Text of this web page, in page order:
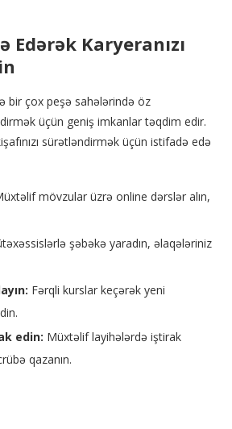
Edərək Karyeranızı
bir çox peşə sahələrində öz
üçün geniş imkanlar təqdim edir.
sürətləndirmək üçün istifadə edə
mövzular üzrə online dərslər alın,
şəbəkə yaradın, əlaqələriniz
Fərqli kurslar keçərək yeni
edin: Müxtəlif layihələrdə iştirak
qazanın.